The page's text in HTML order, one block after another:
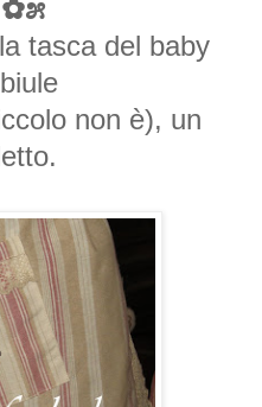
tasca del baby
non è), un